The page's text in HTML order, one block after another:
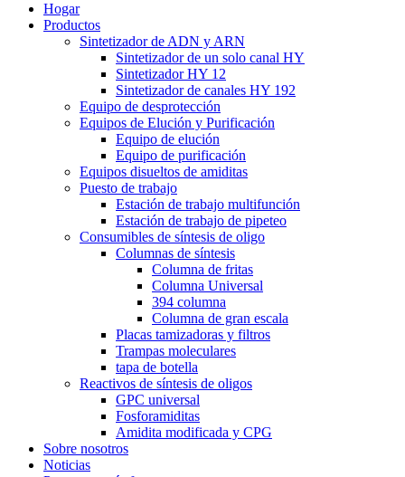
Hogar
Productos
Sintetizador de ADN y ARN
Sintetizador de un solo canal HY
Sintetizador HY 12
Sintetizador de canales HY 192
Equipo de desprotección
Equipos de Elución y Purificación
Equipo de elución
Equipo de purificación
Equipos disueltos de amiditas
Puesto de trabajo
Estación de trabajo multifunción
Estación de trabajo de pipeteo
Consumibles de síntesis de oligo
Columnas de síntesis
Columna de fritas
Columna Universal
394 columna
Columna de gran escala
Placas tamizadoras y filtros
Trampas moleculares
tapa de botella
Reactivos de síntesis de oligos
GPC universal
Fosforamiditas
Amidita modificada y CPG
Sobre nosotros
Noticias